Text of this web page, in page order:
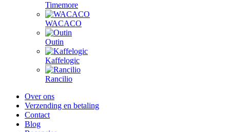
Timemore
WACACO
Outin
Kaffelogic
Rancilio
Over ons
Verzending en betaling
Contact
Blog